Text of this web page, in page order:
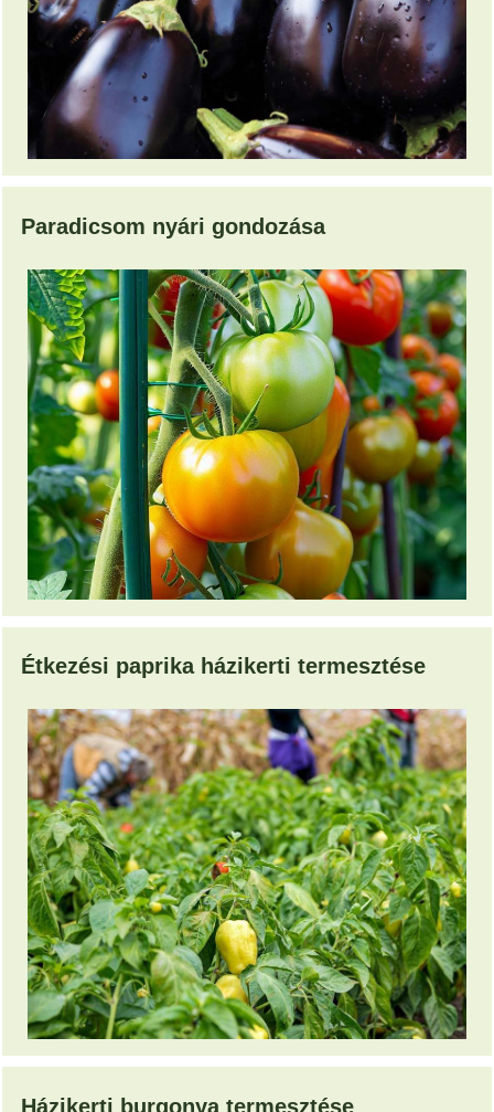
Paradicsom nyári gondozása
Étkezési paprika házikerti termesztése
Házikerti burgonya termesztése